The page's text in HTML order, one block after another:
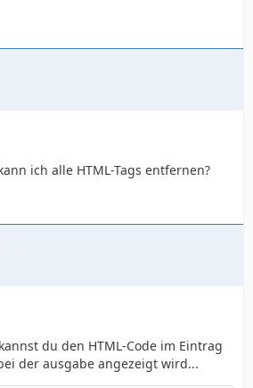
ich alle HTML-Tags entfernen?
du den HTML-Code im Eintrag
der ausgabe angezeigt wird...